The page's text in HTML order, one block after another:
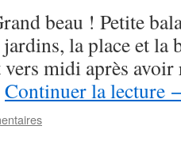
beau ! Petite
la place et la
midi après
Continuer la lecture